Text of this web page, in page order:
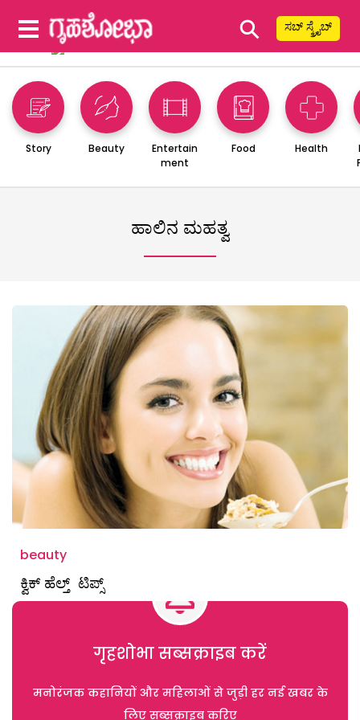
⚲ ಸಬ್ ಸ್ಕ್ರೈಬ್
Story Beauty
Entertain
ment
Food Health
ಹಾಲಿನ ಮಹತ್ವ
beauty
ಕ್ವಿಕ್‌ ಹೆಲ್ತ್ ಟಿಪ್ಸ್
गृहशोभा सब्सक्राइब करें
मनोरंजक कहानियों और महिलाओं से जुड़ी हर नई खबर के
लिए सब्सक्राइब करिए